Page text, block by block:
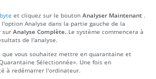
et cliquez sur le bouton Analyser Maintenant .
Analyse dans la partie gauche de la
sur Analyse Complète..Le système commencera à
de l'analyse.
que vous souhaitez mettre en quarantaine et
Sélectionnée». Une fois en
à redémarrer l'ordinateur.